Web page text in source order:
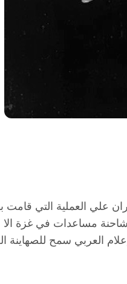
علي العملية التي قامت
مساعدات في غزة الا
العربي سمح للصهاينة